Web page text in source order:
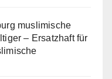
muslimische
– Ersatzhaft für